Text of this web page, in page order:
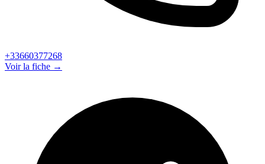
+33660377268
Voir la fiche →